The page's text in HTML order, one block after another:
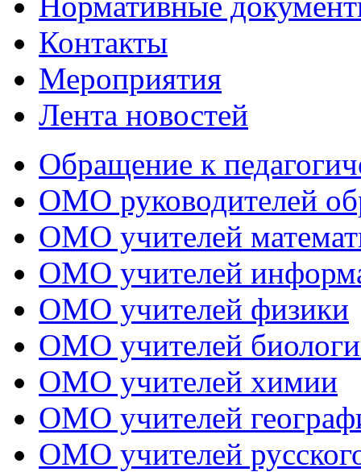
Контакты
Мероприятия
Лента новостей
Обращение к
ОМО руководителей
ОМО учителей
ОМО учителей
ОМО учителей физики
ОМО учителей
ОМО учителей химии
ОМО учителей
ОМО учителей